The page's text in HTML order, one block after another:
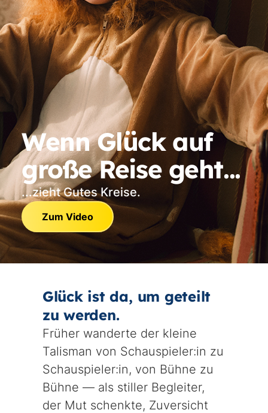
Wenn Glück auf
große Reise geht...
...zieht Gutes Kreise.
Zum Video
Glück ist da, um geteilt
zu werden.
Früher wanderte der kleine
Talisman von Schauspieler:in zu
Schauspieler:in, von Bühne zu
Bühne — als stiller Begleiter,
der Mut schenkte, Zuversicht